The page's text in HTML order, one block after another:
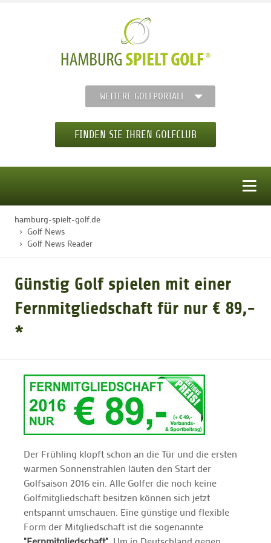
WEITERE GOLFPORTALE
FINDEN SIE IHREN GOLFCLUB
STARTSEITE
GOLFTURNIERE
MITGLIEDSCHAFT
GOLF NEWS
GOLFEINSTEIGER
GOLFHOTELS
hamburg-spielt-golf.de
Golf News
Golf News Reader
Günstig Golf spielen mit einer
Fernmitgliedschaft für nur € 89,-
*
Der Frühling klopft schon an die Tür und die ersten
warmen Sonnenstrahlen läuten den Start der
Golfsaison 2016 ein. Alle Golfer die noch keine
Golfmitgliedschaft besitzen können sich jetzt
entspannt umschauen. Eine günstige und flexible
Form der Mitgliedschaft ist die sogenannte